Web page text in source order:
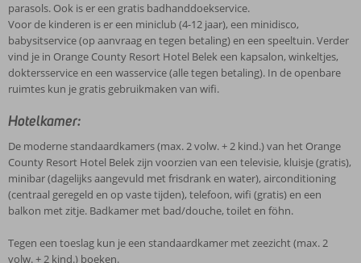
parasols. Ook is er een gratis badhanddoekservice.
Voor de kinderen is er een miniclub (4-12 jaar), een minidisco,
babysitservice (op aanvraag en tegen betaling) en een speeltuin. Verder
vind je in Orange County Resort Hotel Belek een kapsalon, winkeltjes,
doktersservice en een wasservice (alle tegen betaling). In de openbare
ruimtes kun je gratis gebruikmaken van wifi.
Hotelkamer:
De moderne standaardkamers (max. 2 volw. + 2 kind.) van het Orange
County Resort Hotel Belek zijn voorzien van een televisie, kluisje (gratis),
minibar (dagelijks aangevuld met frisdrank en water), airconditioning
(centraal geregeld en op vaste tijden), telefoon, wifi (gratis) en een
balkon met zitje. Badkamer met bad/douche, toilet en föhn.
Tegen een toeslag kun je een standaardkamer met zeezicht (max. 2
volw. + 2 kind.) boeken.